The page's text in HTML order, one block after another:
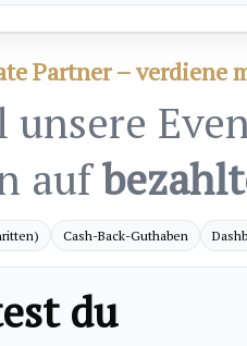
Partner – verdiene
unsere
auf
Cash-Back-Guthaben
du